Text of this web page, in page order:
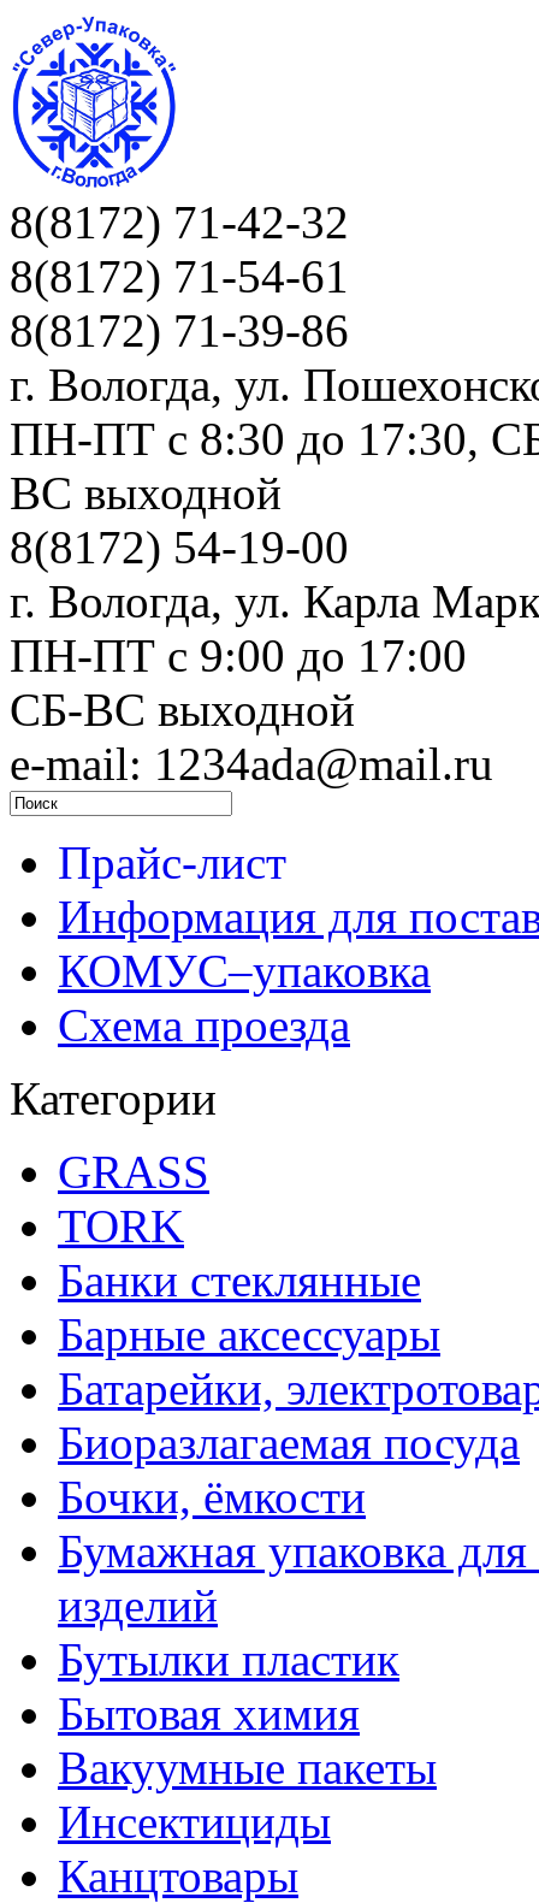
8(8172) 71-42-32
8(8172) 71-54-61
8(8172) 71-39-86
г. Вологда, ул.
ПН-ПТ c 8:30 до 17:30,
ВС выходной
8(8172) 54-19-00
г. Вологда, ул. Карла
ПН-ПТ c 9:00 до 17:00
СБ-ВС выходной
e-mail: 1234ada@mail.ru
Прайс-лист
Информация для
КОМУС–упаковка
Схема проезда
Категории
GRASS
TORK
Банки стеклянные
Барные аксессуары
Батарейки,
Биоразлагаемая посуда
Бочки, ёмкости
Бумажная упаковка
изделий
Бутылки пластик
Бытовая химия
Вакуумные пакеты
Инсектициды
Канцтовары